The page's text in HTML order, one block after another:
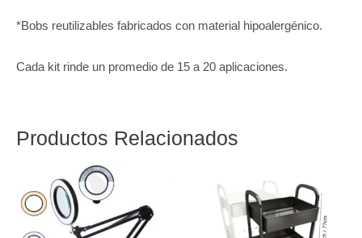
*Bobs reutilizables fabricados con material hipoalergénico.
Cada kit rinde un promedio de 15 a 20 aplicaciones.
Productos Relacionados